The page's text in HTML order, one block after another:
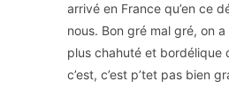
arrivé en France qu’en ce
nous. Bon gré mal gré, on
plus chahuté et bordélique
c’est, c’est p’tet pas bien